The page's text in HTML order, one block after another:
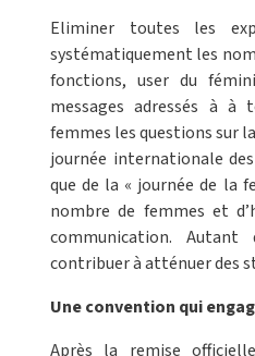
Eliminer toutes les
systématiquement les
fonctions, user du
messages adressés à à
femmes les questions sur
journée internationale
que de la « journée de la
nombre de femmes et
communication.
contribuer à atténuer des
Une convention qui
Après la remise